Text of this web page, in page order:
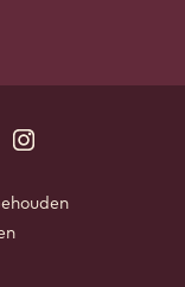
window.window.
Opens in a new
Instagram